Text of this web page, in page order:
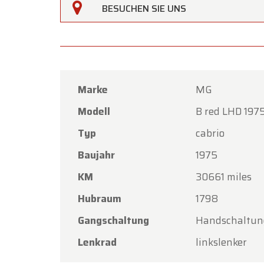
BESUCHEN SIE UNS
Marke
MG
Modell
B red LHD
Typ
cabrio
Baujahr
1975
KM
30661 miles
Hubraum
1798
Gangschaltung
Lenkrad
linkslenker